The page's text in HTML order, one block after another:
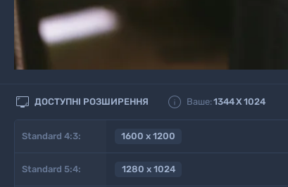
 ДОСТУПНІ РОЗШИРЕННЯ  Ваше:1344X 1024
Standard 4:3: 1600 x 1200
Standard 5:4: 1280 x 1024